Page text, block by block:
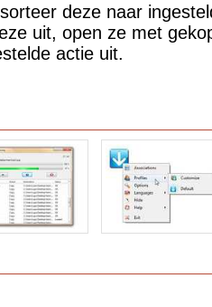
deze naar
uit, open ze met
actie uit.